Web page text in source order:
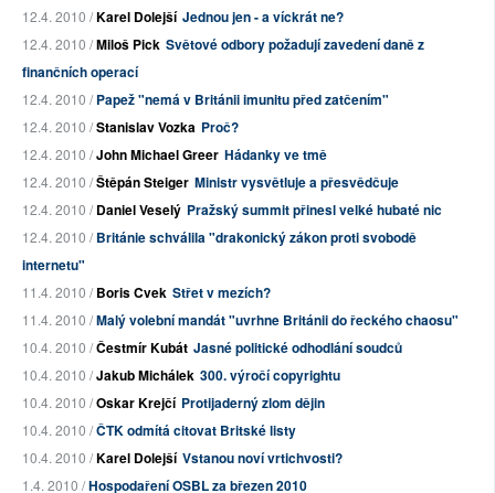
12.4. 2010 /Karel Dolejší Jednou jen - a víckrát ne?
12.4. 2010 /Miloš Pick Světové odbory požadují zavedení daně z
finančních operací
12.4. 2010 /Papež "nemá v Británii imunitu před zatčením"
12.4. 2010 /Stanislav Vozka Proč?
12.4. 2010 /John Michael Greer Hádanky ve tmě
12.4. 2010 /Štěpán Steiger Ministr vysvětluje a přesvědčuje
12.4. 2010 /Daniel Veselý Pražský summit přinesl velké hubaté nic
12.4. 2010 /Británie schválila "drakonický zákon proti svobodě
internetu"
11.4. 2010 /Boris Cvek Střet v mezích?
11.4. 2010 /Malý volební mandát "uvrhne Británii do řeckého chaosu"
10.4. 2010 /Čestmír Kubát Jasné politické odhodlání soudců
10.4. 2010 /Jakub Michálek 300. výročí copyrightu
10.4. 2010 /Oskar Krejčí Protijaderný zlom dějin
10.4. 2010 /ČTK odmítá citovat Britské listy
10.4. 2010 /Karel Dolejší Vstanou noví vrtichvosti?
1.4. 2010 /Hospodaření OSBL za březen 2010